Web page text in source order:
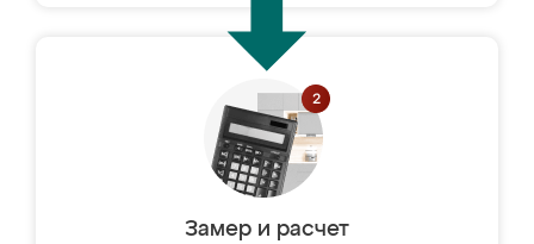
Замер и расчет